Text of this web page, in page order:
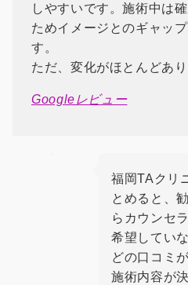
しやすいです。施術中は
ためイメージとのギャッ
す。
ただ、変化がほとんどあり
Googleレビュー
福岡TAクリ
とめると、
らカウンセ
希望してい
どの口コミ
施術内容が